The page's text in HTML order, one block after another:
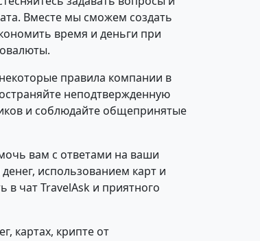
Вместе мы сможем создать
время и деньги при
правила компании в
неподтвержденную
и соблюдайте общепринятые
вам с ответами на ваши
использованием карт и
в чат TravelAsk и приятного
картах, крипте от